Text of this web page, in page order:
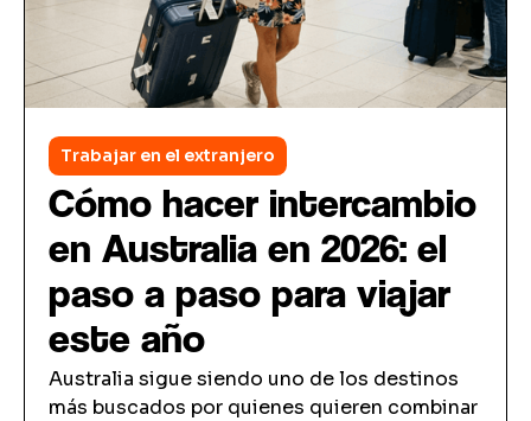
Trabajar en el extranjero
Cómo hacer intercambio
en Australia en 2026: el
paso a paso para viajar
este año
Australia sigue siendo uno de los destinos
más buscados por quienes quieren combinar